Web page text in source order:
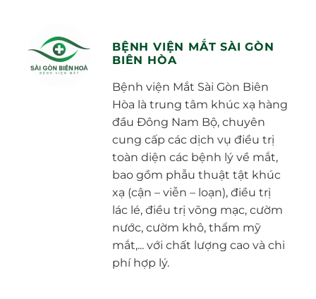
BỆNH VIỆN MẮT SÀI GÒN
BIÊN HÒA
Bệnh viện Mắt Sài Gòn Biên
Hòa là trung tâm khúc xạ hàng
đầu Đông Nam Bộ, chuyên
cung cấp các dịch vụ điều trị
toàn diện các bệnh lý về mắt,
bao gồm phẫu thuật tật khúc
xạ (cận – viễn – loạn), điều trị
lác lé, điều trị võng mạc, cườm
nước, cườm khô, thẩm mỹ
mắt,... với chất lượng cao và chi
phí hợp lý.